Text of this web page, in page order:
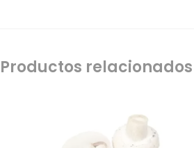
Productos relacionados